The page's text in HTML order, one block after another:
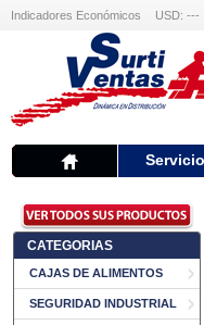
Indicadores Económicos USD: ---
CATEGORIAS
CAJAS DE ALIMENTOS
SEGURIDAD INDUSTRIAL